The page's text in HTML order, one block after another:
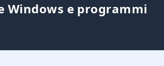
Windows e programmi